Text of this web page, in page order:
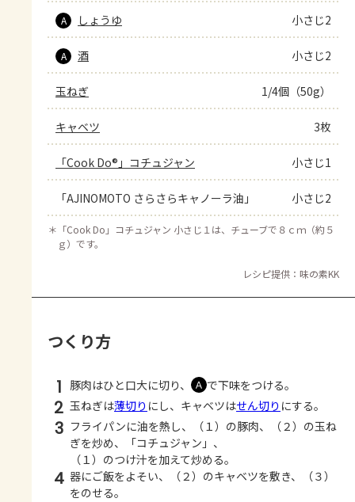
A しょうゆ 小さじ2
A 酒 小さじ2
玉ねぎ 1/4個（50g）
キャベツ 3枚
「Cook Do®」コチュジャン 小さじ1
「AJINOMOTO さらさらキャノーラ油」 小さじ2
＊ 「Cook Do」コチュジャン 小さじ１は、チューブで８ｃｍ（約５
ｇ）です。
レシピ提供：味の素KK
つくり方
1 豚肉はひと口大に切り、 Ａ で下味をつける。
2 玉ねぎは薄切り にし、キャベツはせん切り にする。
3 フライパンに油を熱し、（１）の豚肉、（２）の玉ね
ぎを炒め、「コチュジャン」、
（１）のつけ汁を加えて炒める。
4 器にご飯をよそい、（２）のキャベツを敷き、（３）
をのせる。